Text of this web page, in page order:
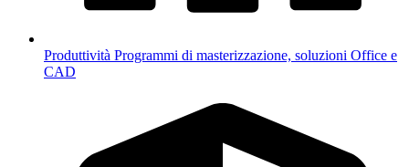
Produttività Programmi di masterizzazione, soluzioni Office e
CAD